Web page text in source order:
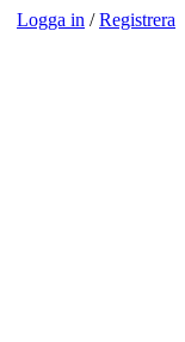
Logga in /Registrera